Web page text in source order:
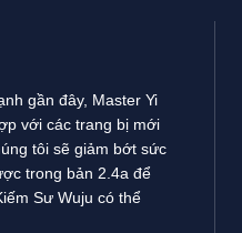
gần đây, Master Yi
với các trang bị mới
tôi sẽ giảm bớt sức
trong bản 2.4a để
Sư Wuju có thể